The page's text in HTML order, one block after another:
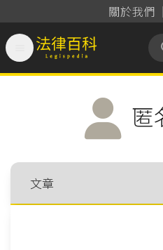
關於我們
法律百科 Legispedia
匿